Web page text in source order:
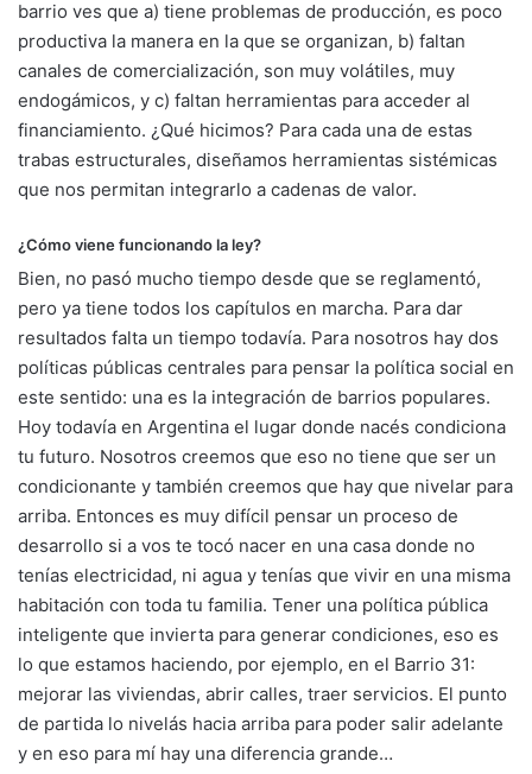
barrio ves que a) tiene problemas de producción, es poco
productiva la manera en la que se organizan, b) faltan
canales de comercialización, son muy volátiles, muy
endogámicos, y c) faltan herramientas para acceder al
financiamiento. ¿Qué hicimos? Para cada una de estas
trabas estructurales, diseñamos herramientas sistémicas
que nos permitan integrarlo a cadenas de valor.
¿Cómo viene funcionando la ley?
Bien, no pasó mucho tiempo desde que se reglamentó,
pero ya tiene todos los capítulos en marcha. Para dar
resultados falta un tiempo todavía. Para nosotros hay dos
políticas públicas centrales para pensar la política social en
este sentido: una es la integración de barrios populares.
Hoy todavía en Argentina el lugar donde nacés condiciona
tu futuro. Nosotros creemos que eso no tiene que ser un
condicionante y también creemos que hay que nivelar para
arriba. Entonces es muy difícil pensar un proceso de
desarrollo si a vos te tocó nacer en una casa donde no
tenías electricidad, ni agua y tenías que vivir en una misma
habitación con toda tu familia. Tener una política pública
inteligente que invierta para generar condiciones, eso es
lo que estamos haciendo, por ejemplo, en el Barrio 31:
mejorar las viviendas, abrir calles, traer servicios. El punto
de partida lo nivelás hacia arriba para poder salir adelante
y en eso para mí hay una diferencia grande…